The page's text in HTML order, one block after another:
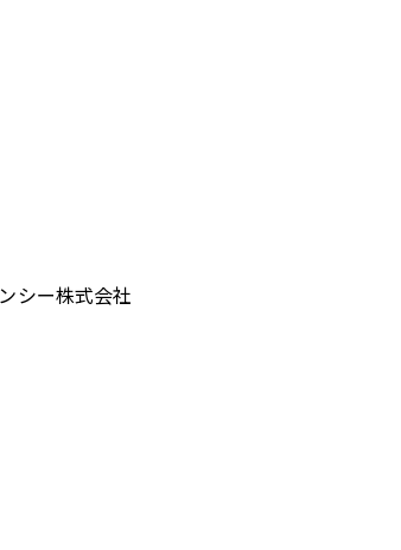
シー株式会社